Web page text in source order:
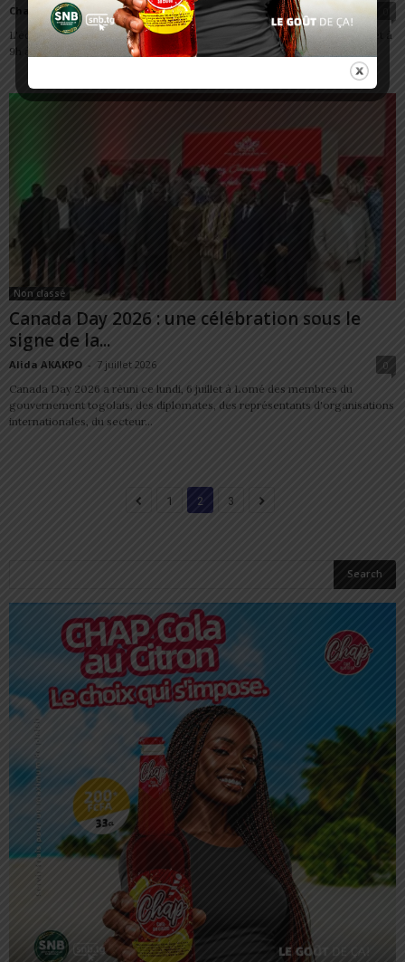
Charbel SOSSOUVI - 7 juillet 2026
L'édition 2026 des luttes traditionnelles Evala démarre ce samedi 11 juillet à
9h à l'EPP Kagnalada/Pya, dans la préfecture de la Kozah, région de...
Non classé
Canada Day 2026 : une célébration sous le
signe de la...
Alida AKAKPO - 7 juillet 2026
0
Canada Day 2026 a réuni ce lundi, 6 juillet à Lomé des membres du
gouvernement togolais, des diplomates, des représentants d'organisations
internationales, du secteur...
1 2 3